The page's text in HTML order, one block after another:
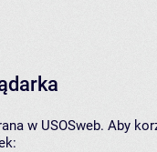
w USOSweb. Aby